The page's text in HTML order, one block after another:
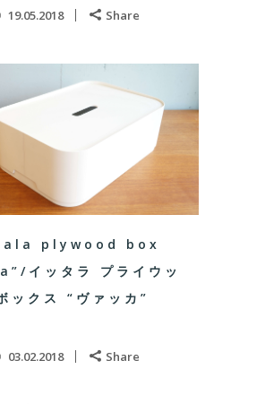
19.05.2018 Share
plywood box
イッタラ プライウッ
ックス “ヴァッカ”
03.02.2018 Share